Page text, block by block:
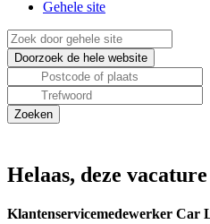
Gehele site
Helaas, deze
Klantenservicemedewerker Car